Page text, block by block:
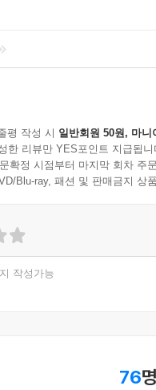
평 작성 시 일반회원 50원, 마니
한 리뷰만 YES포인트 지급됩니
확정 시점부터 마지막 회차 주
Blu-ray, 패션 및 판매금지 상
작성가능
76